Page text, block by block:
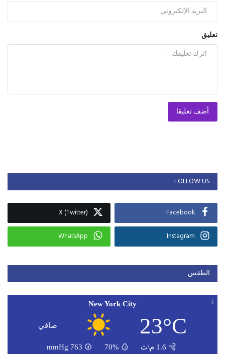
تعليق
أضف تعليقا
FOLLOW US
Facebook
X (Twitter)
Instagram
WhatsApp
الطقس
New York City
23°C صافي
1.6 م\ث 70%
763
mmHg